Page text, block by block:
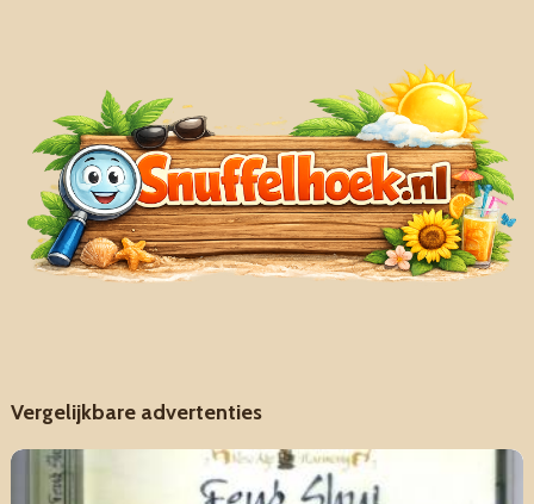
Vergelijkbare advertenties